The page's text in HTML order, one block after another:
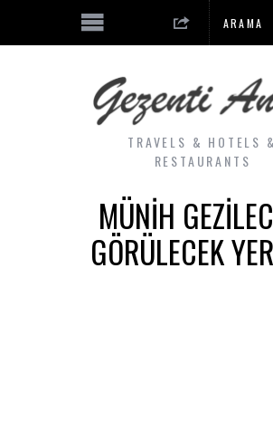
TRAVELS & HOTELS &
RESTAURANTS
MÜNIH
GÖRÜLECEK